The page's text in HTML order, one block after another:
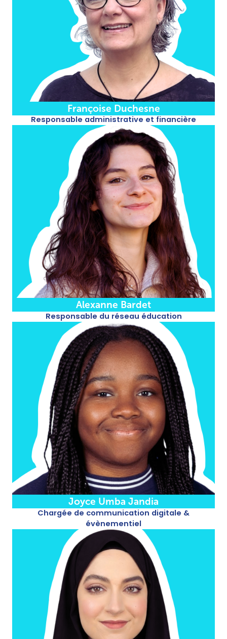
Françoise Duchesne​
Responsable administrative et financière
Alexanne Bardet​
Responsable du réseau éducation
Joyce Umba Jandia
Chargée de communication digitale &
évènementiel